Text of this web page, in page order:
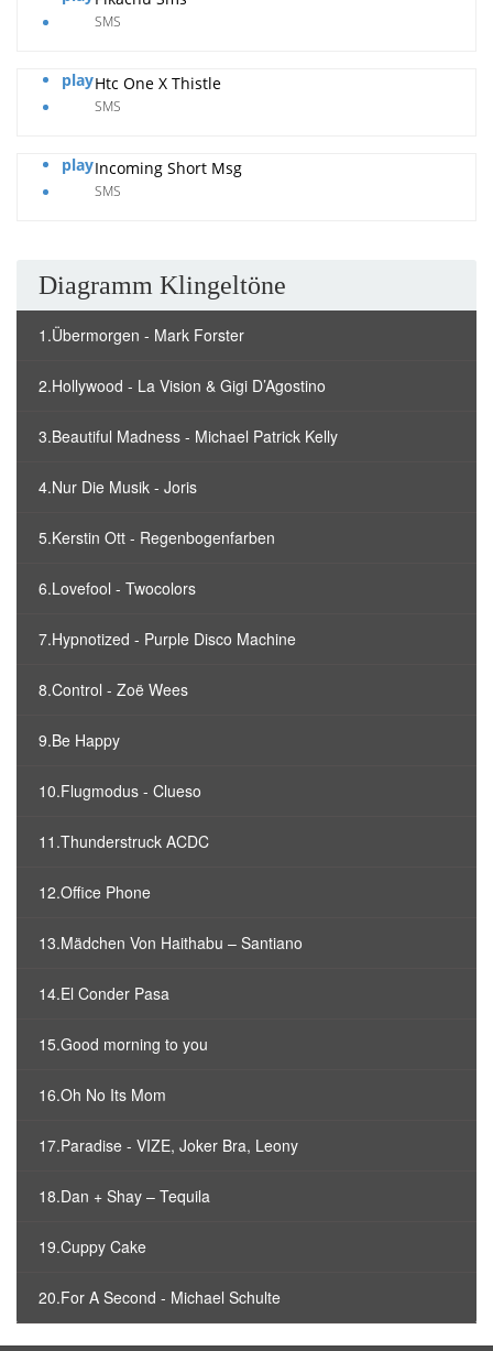
SMS
playHtc One X Thistle
SMS
playIncoming Short Msg
SMS
Diagramm Klingeltöne
1.Übermorgen - Mark Forster
2.Hollywood - La Vision & Gigi D’Agostino
3.Beautiful Madness - Michael Patrick Kelly
4.Nur Die Musik - Joris
5.Kerstin Ott - Regenbogenfarben
6.Lovefool - Twocolors
7.Hypnotized - Purple Disco Machine
8.Control - Zoë Wees
9.Be Happy
10.Flugmodus - Clueso
11.Thunderstruck ACDC
12.Office Phone
13.Mädchen Von Haithabu – Santiano
14.El Conder Pasa
15.Good morning to you
16.Oh No Its Mom
17.Paradise - VIZE, Joker Bra, Leony
18.Dan + Shay – Tequila
19.Cuppy Cake
20.For A Second - Michael Schulte